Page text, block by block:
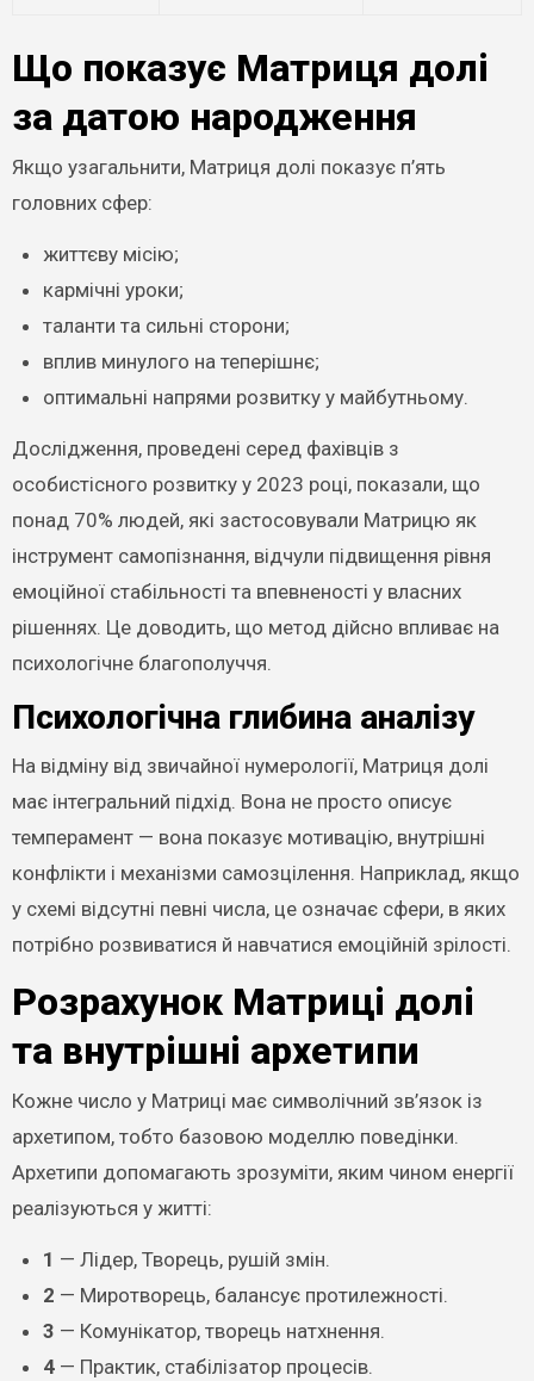
Що показує Матриця долі
за датою народження
Якщо узагальнити, Матриця долі показує п’ять
головних сфер:
життєву місію;
кармічні уроки;
таланти та сильні сторони;
вплив минулого на теперішнє;
оптимальні напрями розвитку у майбутньому.
Дослідження, проведені серед фахівців з
особистісного розвитку у 2023 році, показали, що
понад 70% людей, які застосовували Матрицю як
інструмент самопізнання, відчули підвищення рівня
емоційної стабільності та впевненості у власних
рішеннях. Це доводить, що метод дійсно впливає на
психологічне благополуччя.
Психологічна глибина аналізу
На відміну від звичайної нумерології, Матриця долі
має інтегральний підхід. Вона не просто описує
темперамент — вона показує мотивацію, внутрішні
конфлікти і механізми самозцілення. Наприклад, якщо
у схемі відсутні певні числа, це означає сфери, в яких
потрібно розвиватися й навчатися емоційній зрілості.
Розрахунок Матриці долі
та внутрішні архетипи
Кожне число у Матриці має символічний зв’язок із
архетипом, тобто базовою моделлю поведінки.
Архетипи допомагають зрозуміти, яким чином енергії
реалізуються у житті:
1 — Лідер, Творець, рушій змін.
2 — Миротворець, балансує протилежності.
3 — Комунікатор, творець натхнення.
4— Практик, стабілізатор процесів.